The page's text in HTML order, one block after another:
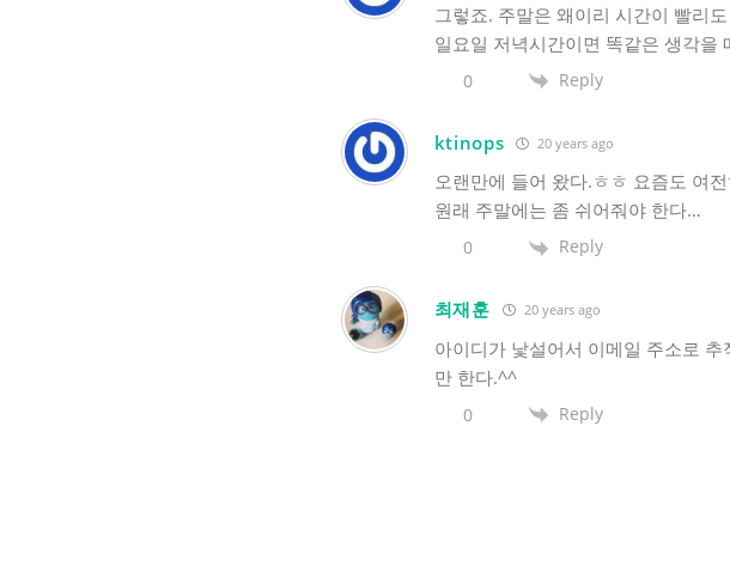
그렇죠. 주말은 왜이리 시간이 빨리
일요일 저녁시간이면 똑같은 생각을
0 Reply
ktinops 20 years ago
오랜만에 들어 왔다.ㅎㅎ 요즘도 여
원래 주말에는 좀 쉬어줘야 한다…
0 Reply
최재훈 20 years ago
아이디가 낯설어서 이메일 주소로
만 한다.^^
0 Reply